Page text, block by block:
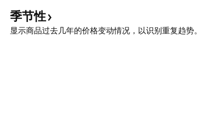
季节性
显示商品过去几年的价格变动情况，以识别重复趋势。